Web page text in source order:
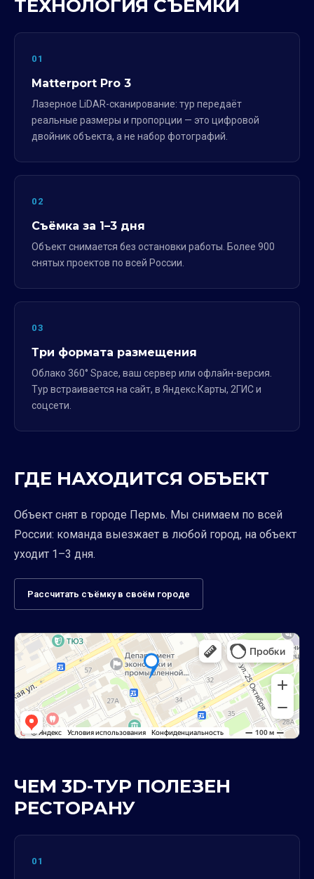
ТЕХНОЛОГИЯ СЪЁМКИ
01
Matterport Pro 3
Лазерное LiDAR-сканирование: тур передаёт
реальные размеры и пропорции — это цифровой
двойник объекта, а не набор фотографий.
02
Съёмка за 1–3 дня
Объект снимается без остановки работы. Более 900
снятых проектов по всей России.
03
Три формата размещения
Облако 360° Space, ваш сервер или офлайн-версия.
Тур встраивается на сайт, в Яндекс.Карты, 2ГИС и
соцсети.
ГДЕ НАХОДИТСЯ ОБЪЕКТ
Объект снят в городе Пермь. Мы снимаем по всей
России: команда выезжает в любой город, на объект
уходит 1–3 дня.
Рассчитать съёмку в своём городе
ЧЕМ 3D-ТУР ПОЛЕЗЕН
РЕСТОРАНУ
01